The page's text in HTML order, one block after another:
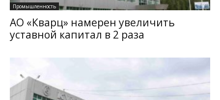
Промышленность
АО «Кварц» намерен увеличить
уставной капитал в 2 раза